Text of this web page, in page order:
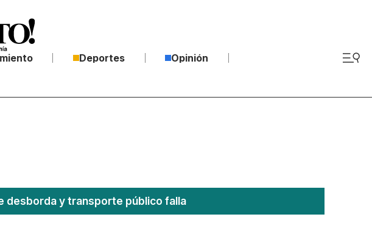
Deportes Opinión
desborda y transporte público falla